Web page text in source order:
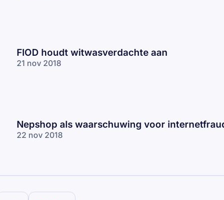
FIOD houdt witwasverdachte aan
21 nov 2018
Nepshop als waarschuwing voor
22 nov 2018